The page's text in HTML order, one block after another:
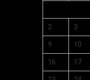
2 3
9 10
16 17